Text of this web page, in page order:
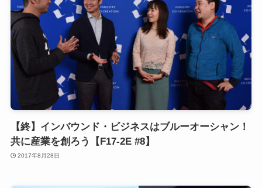
【終】インバウンド・ビジネスはブルーオーシャン！
共に産業を創ろう【F17-2E #8】
2017年8月28日